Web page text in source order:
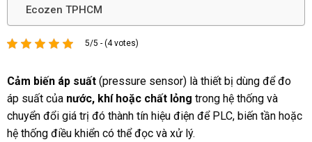
Ecozen TPHCM
5/5 - (4 votes)
Cảm biến áp suất (pressure sensor) là thiết bị dùng để đo
áp suất của nước, khí hoặc chất lỏng trong hệ thống và
chuyển đổi giá trị đó thành tín hiệu điện để PLC, biến tần hoặc
hệ thống điều khiển có thể đọc và xử lý.